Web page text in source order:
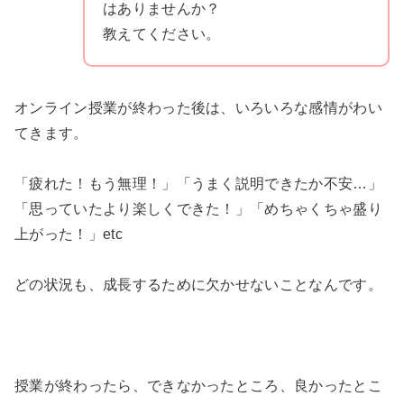
はありませんか？
教えてください。
オンライン授業が終わった後は、いろいろな感情がわい
てきます。
「疲れた！もう無理！」「うまく説明できたか不安…」
「思っていたより楽しくできた！」「めちゃくちゃ盛り
上がった！」etc
どの状況も、成長するために欠かせないことなんです。
授業が終わったら、できなかったところ、良かったとこ